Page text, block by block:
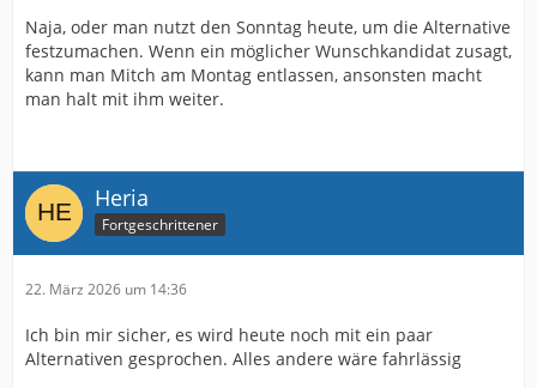
Naja, oder man nutzt den Sonntag heute, um die Alternative
festzumachen. Wenn ein möglicher Wunschkandidat zusagt,
kann man Mitch am Montag entlassen, ansonsten macht
man halt mit ihm weiter.
Heria
Fortgeschrittener
22. März 2026 um 14:36
Ich bin mir sicher, es wird heute noch mit ein paar
Alternativen gesprochen. Alles andere wäre fahrlässig